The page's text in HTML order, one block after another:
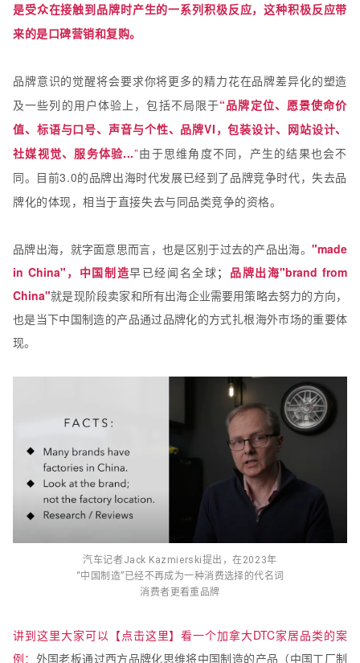
是受众在接触到品牌时产生的一系列积极反应，这种积极反应带
来的是口碑营销和复购。
品牌意识的觉醒将会要求你将更多的精力花在品牌差异化的塑造
及一些列的用户体验上，包括不局限于“品牌定位、愿景使命价
值、标语与口号、声音与个性、品牌VI，包装设计、网站设计、
社媒视觉、服务体验...”由于思维角度不同，产生的结果也会不
同。目前3.0的品牌出海时代发展已经到了品牌竞争时代，失去品
牌化的体现，相当于直接失去与同品类竞争的资格。
品牌出海，就字面意思而言，也是区别于过去的产品出海。 "made
in China"，中国制造早已经闻名全球； 品牌出海"brand from
China"就是现阶段卖家和所有出海企业需要用策略去努力的方向，
也是当下中国制造的产品通过品牌化的方式扎根海外市场的重要体
现。
汽车记者Jack Kazmierski提出，在2023年
“中国制造”已经不再成为一种消费选择的代名词
消费者更看重品牌
讲到这里大家可以【点击这里】看一个加拿大DTC家居品类的案
例： 外国老板通过西方品牌化思维将中国制造的产品（中国工厂制